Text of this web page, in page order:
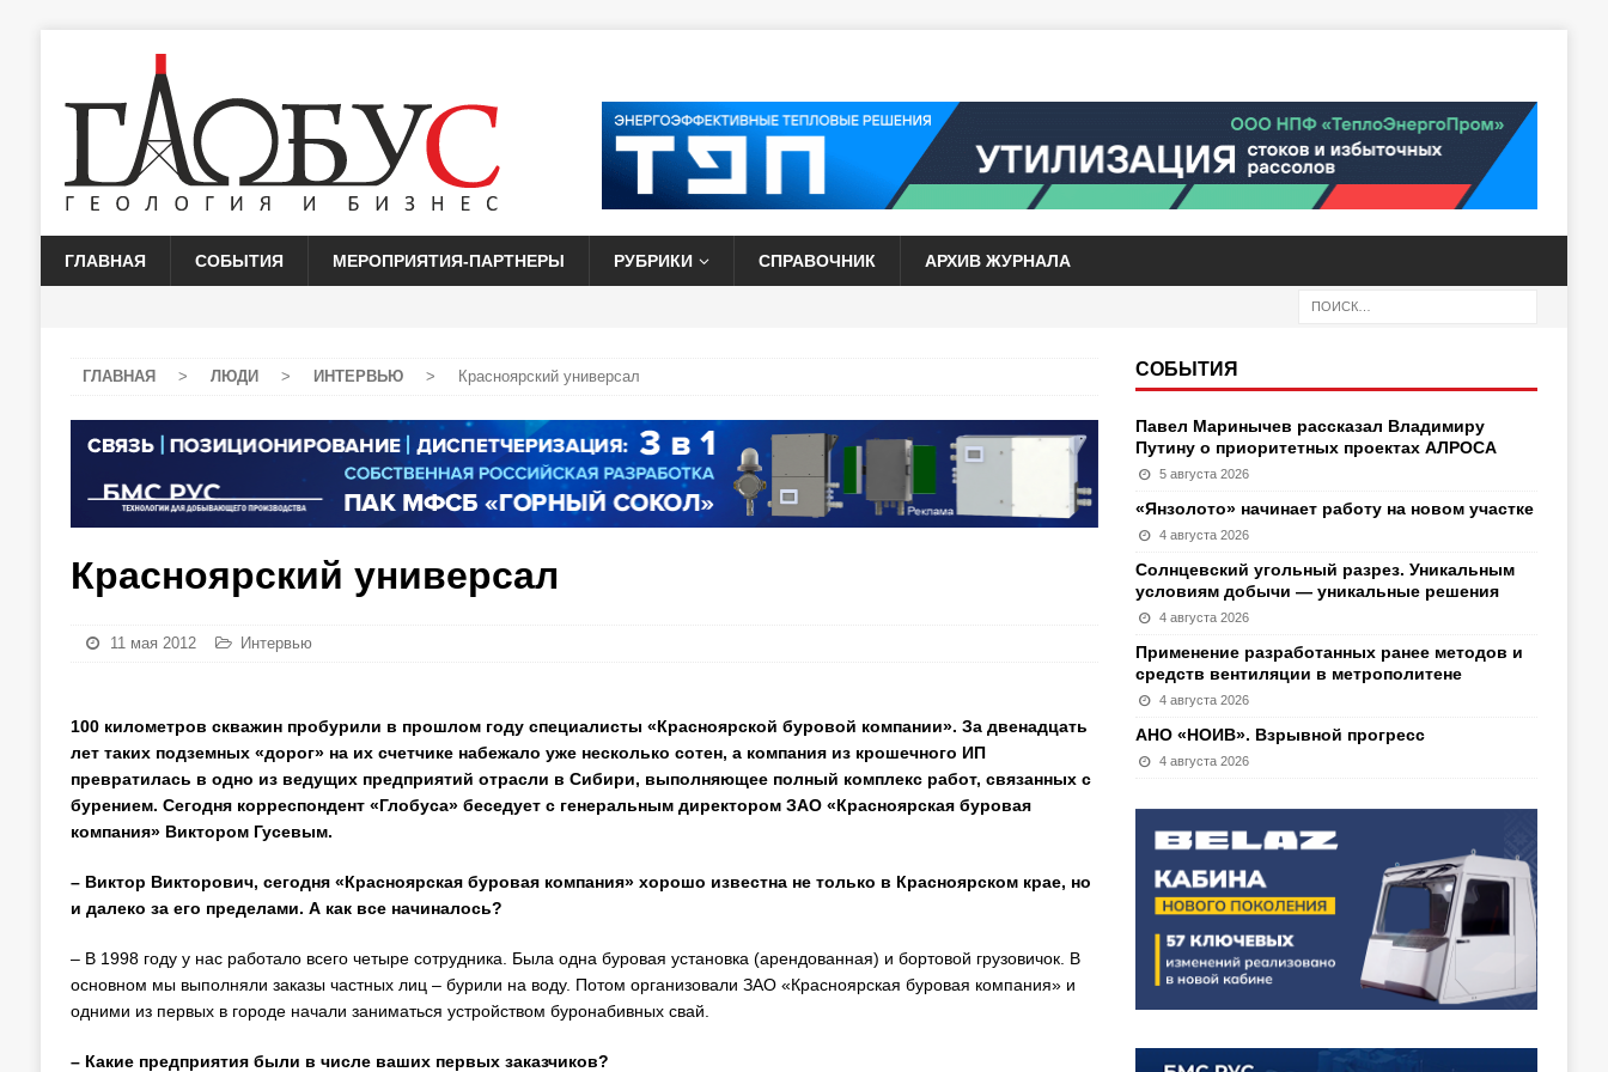
ГЛАВНАЯ СОБЫТИЯ МЕРОПРИЯТИЯ-ПАРТНЕРЫ РУБРИКИ СПРАВОЧНИК АРХИВ ЖУРНАЛА
ГЛАВНАЯ > ЛЮДИ > ИНТЕРВЬЮ > Красноярский универсал
Красноярский универсал
11 мая 2012 Интервью
100 километров скважин пробурили в прошлом году специалисты «Красноярской буровой компании». За двенадцать
лет таких подземных «дорог» на их счетчике набежало уже несколько сотен, а компания из крошечного ИП
превратилась в одно из ведущих предприятий отрасли в Сибири, выполняющее полный комплекс работ, связанных с
бурением. Сегодня корреспондент «Глобуса» беседует с генеральным директором ЗАО «Красноярская буровая
компания» Виктором Гусевым.
– Виктор Викторович, сегодня «Красноярская буровая компания» хорошо известна не только в Красноярском крае, но
и далеко за его пределами. А как все начиналось?
– В 1998 году у нас работало всего четыре сотрудника. Была одна буровая установка (арендованная) и бортовой грузовичок. В
основном мы выполняли заказы частных лиц – бурили на воду. Потом организовали ЗАО «Красноярская буровая компания» и
одними из первых в городе начали заниматься устройством буронабивных свай.
– Какие предприятия были в числе ваших первых заказчиков?
СОБЫТИЯ
Павел Маринычев рассказал Владимиру
Путину о приоритетных проектах АЛРОСА
5 августа 2026
«Янзолото» начинает работу на новом участке
4 августа 2026
Солнцевский угольный разрез. Уникальным
условиям добычи — уникальные решения
4 августа 2026
Применение разработанных ранее методов и
средств вентиляции в метрополитене
4 августа 2026
АНО «НОИВ». Взрывной прогресс
4 августа 2026